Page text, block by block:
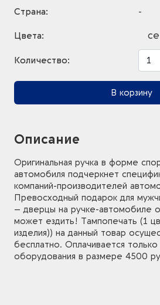
Страна:
-
Цвета:
Количество:
В корзину
Описание
Оригинальная ручка в форме
автомобиля подчеркнет
компаний-производителей
Превосходный подарок для
– дверцы на ручке-автомобиле
может ездить! Тампопечать (1
изделия)) на данный товар
бесплатно. Оплачивается только
оборудования в размере 4500